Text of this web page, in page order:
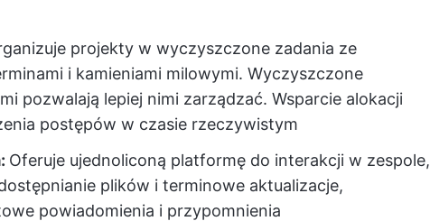
projekty w wyczyszczone zadania ze
i kamieniami milowymi. Wyczyszczone
pozwalają lepiej nimi zarządzać. Wsparcie alokacji
postępów w czasie rzeczywistym
Oferuje ujednoliconą platformę do interakcji w zespole,
plików i terminowe aktualizacje,
powiadomienia i przypomnienia